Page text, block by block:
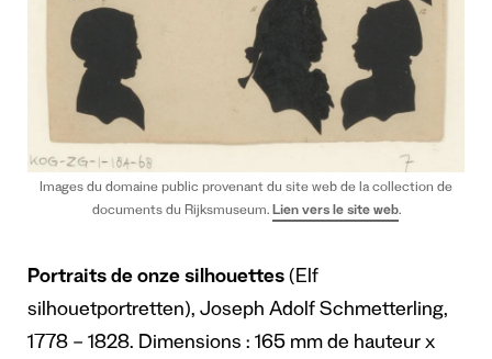
Images du domaine public provenant du site web de la collection de
documents du Rijksmuseum. Lien vers le site web.
Portraits de onze silhouettes (Elf
silhouetportretten), Joseph Adolf Schmetterling,
1778 – 1828. Dimensions : 165 mm de hauteur x